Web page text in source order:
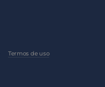
Termos de uso